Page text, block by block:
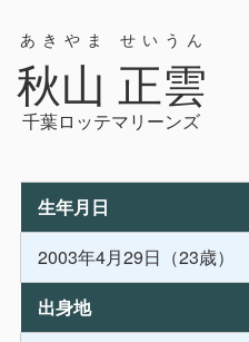
秋山 正雲
あきやま せいうん
千葉ロッテマリーンズ
生年月日
2003年4月29日（23歳）
出身地